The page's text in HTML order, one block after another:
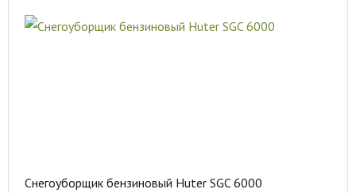
Снегоуборщик бензиновый Huter SGC 6000